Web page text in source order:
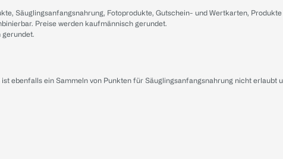
Säuglingsanfangsnahrung, Fotoprodukte, Gutschein- und Wertkarten,
Preise werden kaufmännisch gerundet.
gerundet.
ebenfalls ein Sammeln von Punkten für Säuglingsanfangsnahrung nicht erlaubt